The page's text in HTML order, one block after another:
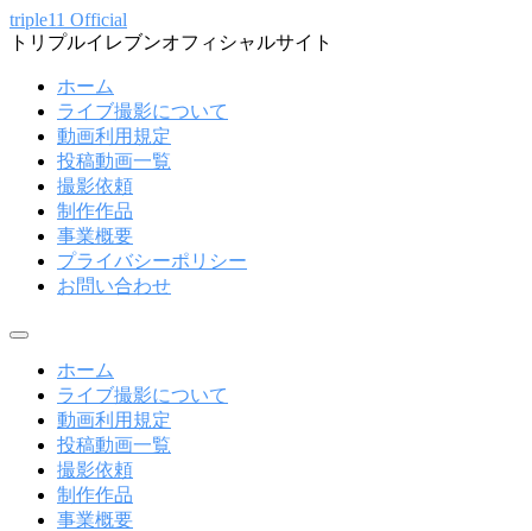
コ
ン
triple11 Official
トリプルイレブンオフィシャルサイト
ホーム
ライブ撮影について
動画利用規定
投稿動画一覧
撮影依頼
制作作品
事業概要
プライバシーポリシー
お問い合わせ
メ
ホーム
ライブ撮影について
動画利用規定
投稿動画一覧
撮影依頼
制作作品
事業概要